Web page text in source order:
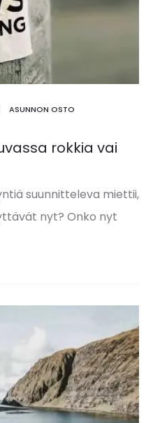
ASUNNON OSTO
rokkia vai
suunnitteleva miettii,
nyt? Onko nyt
hoppuilla vai